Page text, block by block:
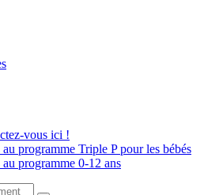
vous ici !
programme Triple P pour les bébés
programme 0-12 ans